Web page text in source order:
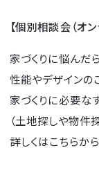
【個別相談会（オン
家づくりに悩んだ
性能やデザインの
家づくりに必要な
（土地探しや物件
詳しくはこちらか